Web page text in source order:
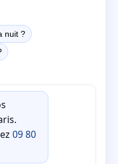
nuit ?
09 80